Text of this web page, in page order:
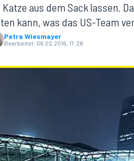
Katze aus dem Sack lassen.
kann, was das US-Team
Petra Wiesmayer
Bearbeitet: 06.02.2016, 17:28